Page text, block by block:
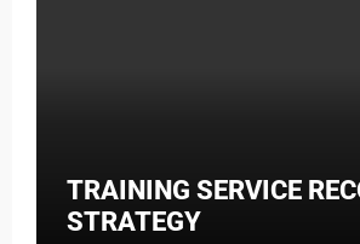
TRAINING SERVICE
STRATEGY